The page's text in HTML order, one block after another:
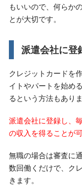
もいいので、何らか
とが大切です。
派遣会社に登
クレジットカードを
イトやパートを始め
るという方法もありま
派遣会社に登録し、
の収入を得ることが可
無職の場合は審査に
数回働くだけで、ク
きます。